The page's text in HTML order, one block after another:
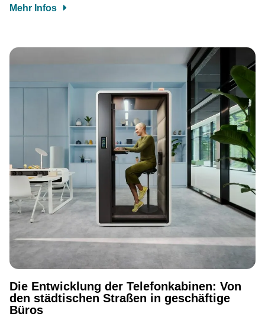
Mehr Infos
Die Entwicklung der Telefonkabinen: Von
den städtischen Straßen in geschäftige
Büros